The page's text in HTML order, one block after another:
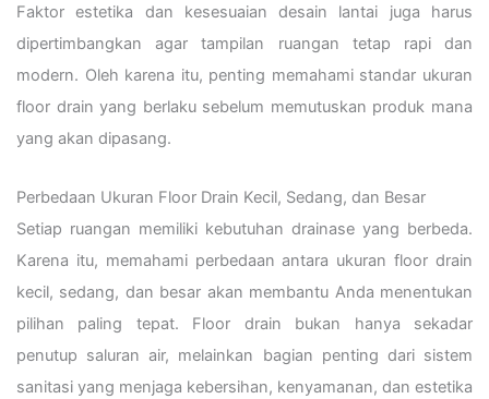
Faktor estetika dan kesesuaian desain lantai juga harus
dipertimbangkan agar tampilan ruangan tetap rapi dan
modern. Oleh karena itu, penting memahami standar ukuran
floor drain yang berlaku sebelum memutuskan produk mana
yang akan dipasang.
Perbedaan Ukuran Floor Drain Kecil, Sedang, dan Besar
Setiap ruangan memiliki kebutuhan drainase yang berbeda.
Karena itu, memahami perbedaan antara ukuran floor drain
kecil, sedang, dan besar akan membantu Anda menentukan
pilihan paling tepat. Floor drain bukan hanya sekadar
penutup saluran air, melainkan bagian penting dari sistem
sanitasi yang menjaga kebersihan, kenyamanan, dan estetika